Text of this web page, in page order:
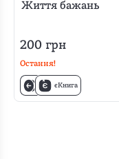
Життя бажань
200 грн
Остання!
єКнига